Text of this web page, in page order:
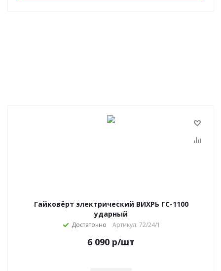
Гайковёрт электрический ВИХРЬ ГС-1100
ударный
Достаточно Артикул: 72/24/1
6 090 р/шт